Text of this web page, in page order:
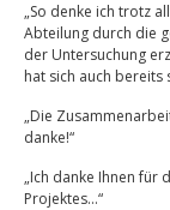
„So denke ich trotz
Abteilung durch die
der Untersuchung
hat sich auch bereits
„Die
danke!“
„Ich danke Ihnen für
Projektes…“